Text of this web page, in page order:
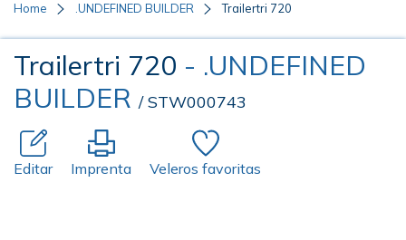
Home .UNDEFINED BUILDER Trailertri 720
Trailertri 720 - .UNDEFINED
BUILDER / STW000743
Editar Imprenta Veleros favoritas